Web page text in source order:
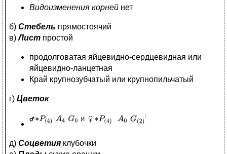
Видоизменения корней нет
б) Стебель прямостоячий
в)Лист простой
продолговатая яйцевидно-сердцевидная или
яйцевидно-ланцетная
Край крупнозубчатый или крупнопильчатый
г) Цветок
д) Соцветия клубочки